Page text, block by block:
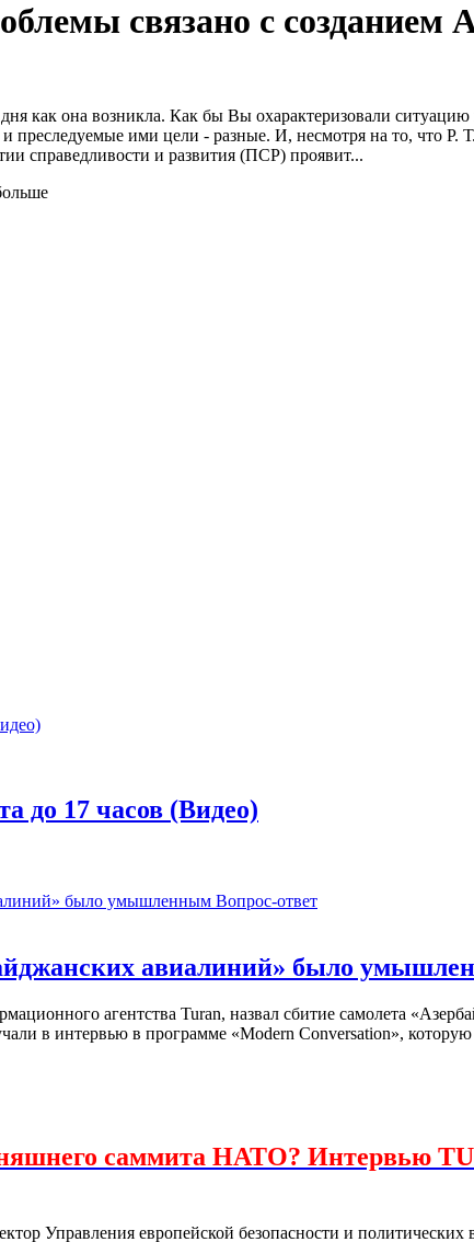
связано с созданием
как она возникла. Как бы Bы охарактеризовали
преследуемые ими цели - разные. И, несмотря на то, что
справедливости и развития (ПСР) проявит...
до 17 часов (Видео)
Вопрос-ответ
авиалиний» было
агентства Turan, назвал сбитие самолета
в интервью в программе «Modern Conversation», которую
саммита НАТО? Интервью
Управления европейской безопасности и